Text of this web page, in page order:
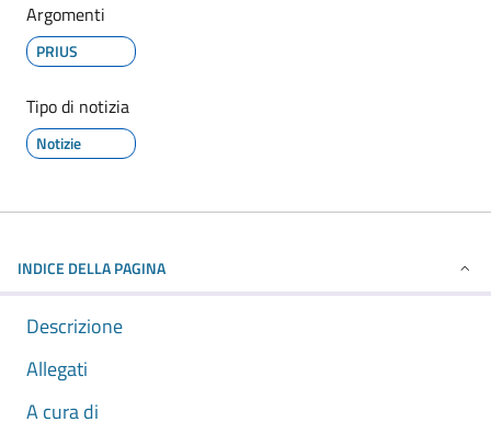
Argomenti
PRIUS
Tipo di notizia
Notizie
INDICE DELLA PAGINA
Descrizione
Allegati
A cura di